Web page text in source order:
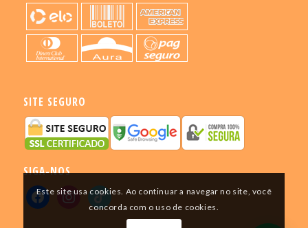
SITE SEGURO
SIGA-NOS
Este site usa cookies. Ao continuar a navegar no site, você
concorda com o uso de cookies.